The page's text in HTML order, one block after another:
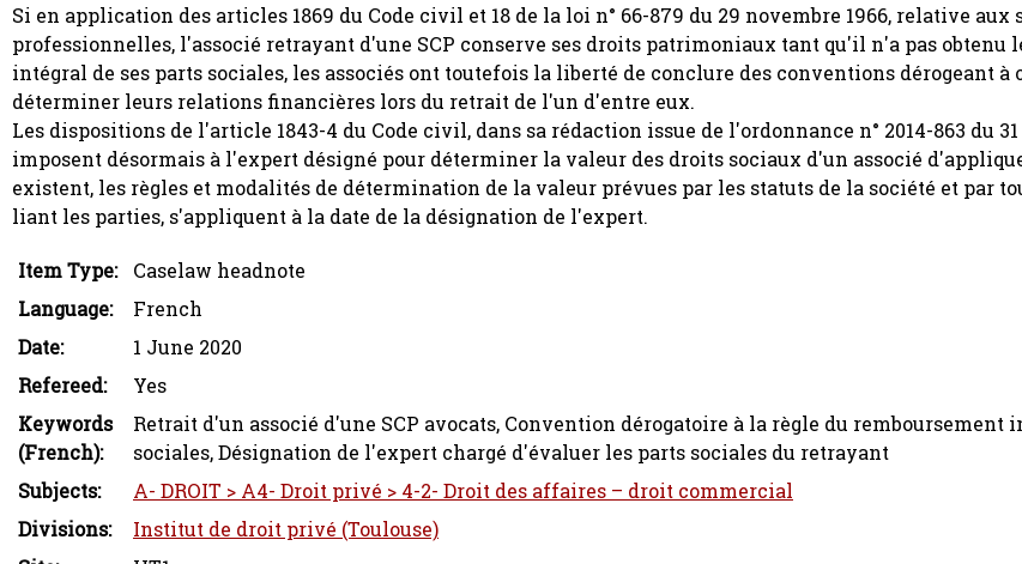
Si en application des articles 1869 du Code civil et 18 de la loi n° 66-879 du 29 novembre 1966, relative
professionnelles, l'associé retrayant d'une SCP conserve ses droits patrimoniaux tant qu'il n'a pas obtenu
intégral de ses parts sociales, les associés ont toutefois la liberté de conclure des conventions dérogeant à
déterminer leurs relations financières lors du retrait de l'un d'entre eux.
Les dispositions de l'article 1843-4 du Code civil, dans sa rédaction issue de l'ordonnance n° 2014-863 du
imposent désormais à l'expert désigné pour déterminer la valeur des droits sociaux d'un associé
existent, les règles et modalités de détermination de la valeur prévues par les statuts de la société et par
liant les parties, s'appliquent à la date de la désignation de l'expert.
Item Type:
Caselaw headnote
Language:
French
Date:
1 June 2020
Refereed:
Yes
Keywords
(French):
Retrait d'un associé d'une SCP avocats, Convention dérogatoire à la règle du remboursement
sociales, Désignation de l'expert chargé d'évaluer les parts sociales du retrayant
Subjects:
A- DROIT > A4- Droit privé > 4-2- Droit des affaires – droit commercial
Divisions:
Institut de droit privé (Toulouse)